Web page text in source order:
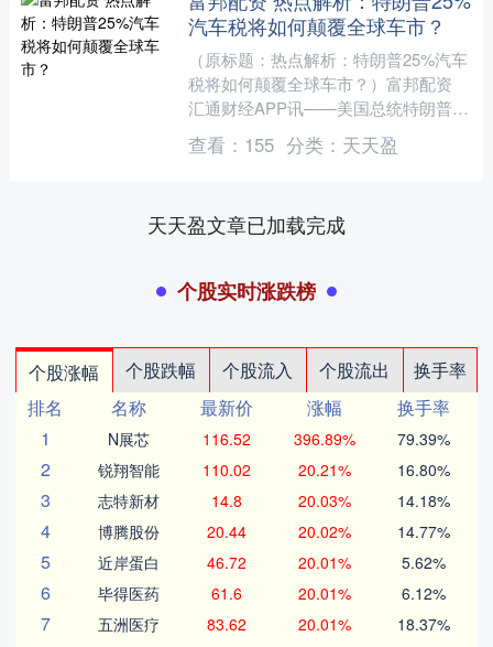
汽车税将如何颠覆全球车市？
（原标题：热点解析：特朗普25%汽车
税将如何颠覆全球车市？）富邦配资
汇通财经APP讯——美国总统特朗普周
三（3月26日）突然宣布对所有进口轿
车和卡车加征25%....
查看： 155 分类： 天天盈
天天盈文章已加载完成
个股实时涨跌榜
个股涨幅 个股跌幅 个股流入 个股流出
换手率
排名
名称 最新价 涨幅
换手率
1
N展芯 116.52 396.89% 79.39%
2 锐翔智能 110.02 20.21% 16.80%
3 志特新材 14.8 20.03% 14.18%
4 博腾股份 20.44 20.02% 14.77%
5 近岸蛋白 46.72 20.01% 5.62%
6 毕得医药 61.6 20.01% 6.12%
7 五洲医疗 83.62 20.01% 18.37%